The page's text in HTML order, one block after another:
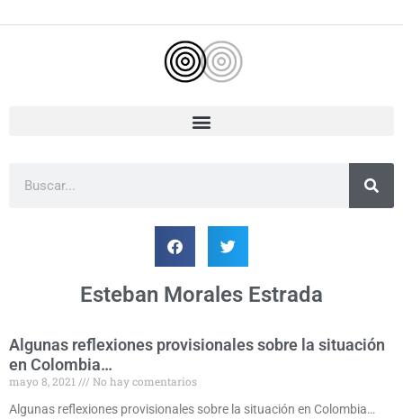
al
Esteban Morales Estrada
Algunas reflexiones provisionales sobre la situación
en Colombia…
mayo 8, 2021
No hay comentarios
Algunas reflexiones provisionales sobre la situación en Colombia…
Página
Página
Página